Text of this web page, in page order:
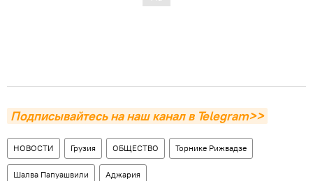
Подписывайтесь на наш канал в Telegram>>
НОВОСТИ Грузия ОБЩЕСТВО Торнике Рижвадзе
Шалва Папуашвили Аджария